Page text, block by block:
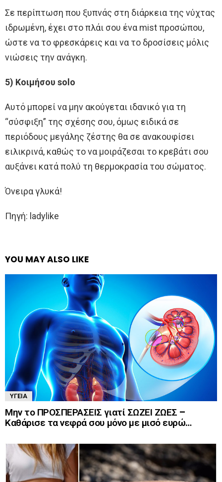
Σε περίπτωση που ξυπνάς στη διάρκεια της νύχτας
ιδρωμένη, έχει στο πλάι σου ένα mist προσώπου,
ώστε να το φρεσκάρεις και να το δροσίσεις μόλις
νιώσεις την ανάγκη.
5) Κοιμήσου solo
Αυτό μπορεί να μην ακούγεται ιδανικό για τη
“σύσφιξη” της σχέσης σου, όμως ειδικά σε
περιόδους μεγάλης ζέστης θα σε ανακουφίσει
ειλικρινά, καθώς το να μοιράζεσαι το κρεβάτι σου
αυξάνει κατά πολύ τη θερμοκρασία του σώματος.
Όνειρα γλυκά!
Πηγή: ladylike
YOU MAY ALSO LIKE
ΥΓΕΊΑ
Μην το ΠΡΟΣΠΕΡΑΣΕΙΣ γιατί ΣΩΖΕΙ ΖΩΕΣ –
Καθάρισε τα νεφρά σου μόνο με μισό ευρώ…